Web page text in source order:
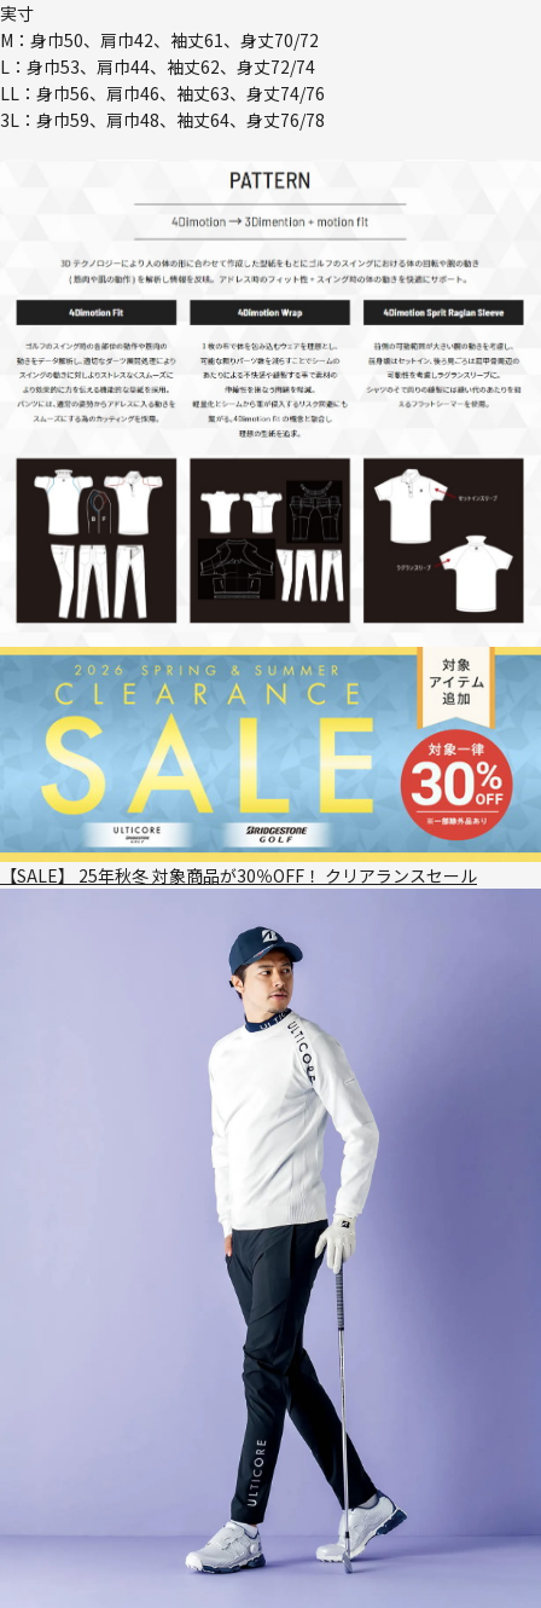
実寸
M：身巾50、肩巾42、袖丈61、身丈70/72
L：身巾53、肩巾44、袖丈62、身丈72/74
LL：身巾56、肩巾46、袖丈63、身丈74/76
3L：身巾59、肩巾48、袖丈64、身丈76/78
【SALE】 25年秋冬 対象商品が30％OFF！ クリアランスセール